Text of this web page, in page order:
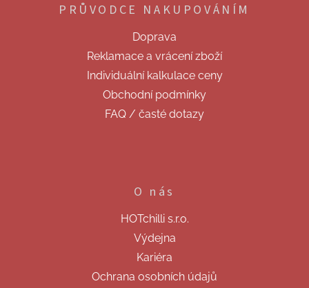
PRŮVODCE NAKUPOVÁNÍM
Doprava
Reklamace a vrácení zboží
Individuální kalkulace ceny
Obchodní podmínky
FAQ / časté dotazy
O nás
HOTchilli s.r.o.
Výdejna
Kariéra
Ochrana osobních údajů